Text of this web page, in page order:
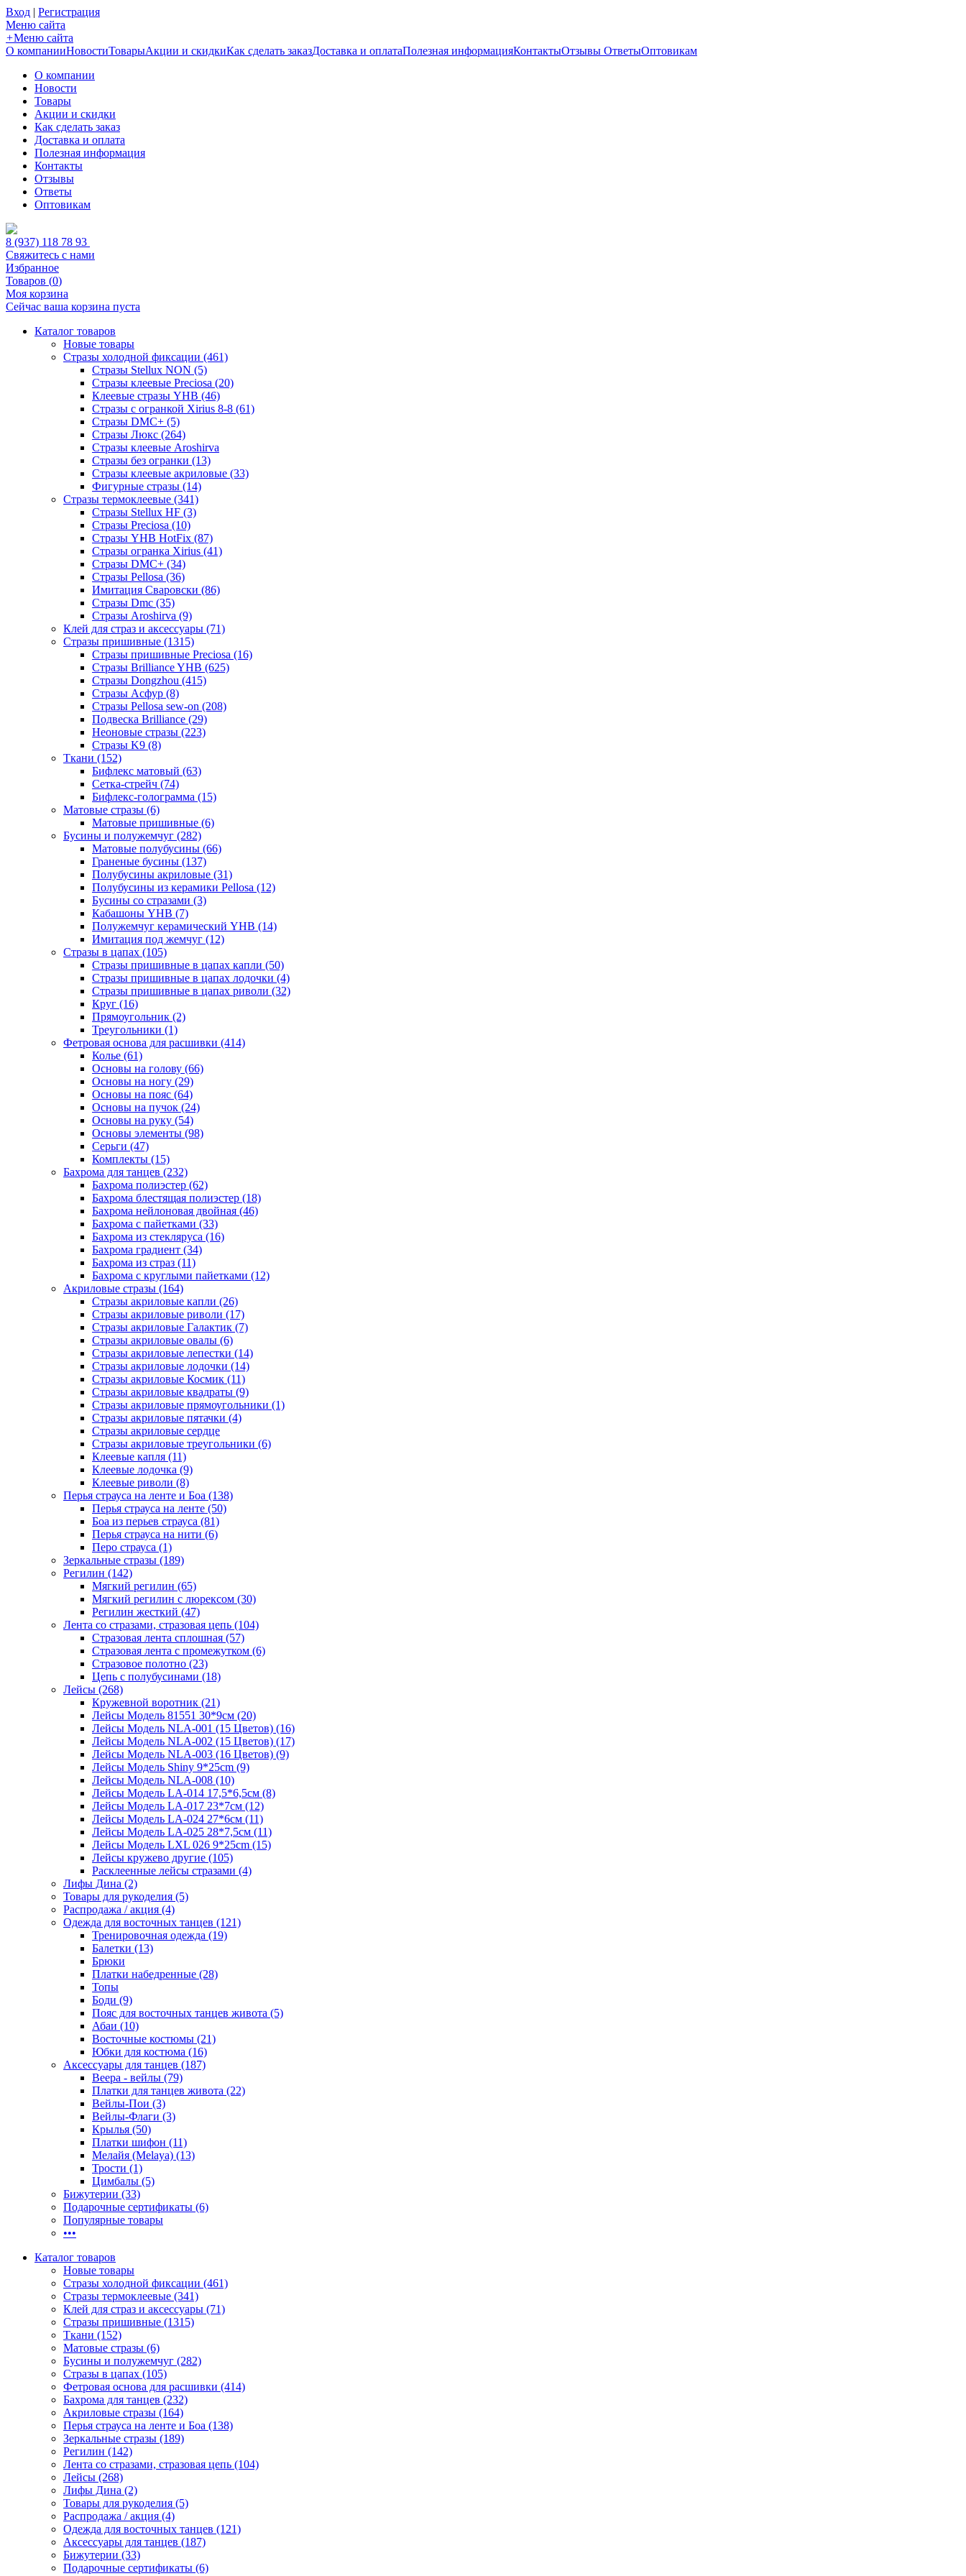
Вход | Регистрация
Меню сайта
+Меню сайта
О компанииНовостиТоварыАкции и скидкиКак сделать заказДоставка и оплатаПолезная информацияКонтактыОтзывы ОтветыОптовикам
О компании
Новости
Товары
Акции и скидки
Как сделать заказ
Доставка и оплата
Полезная информация
Контакты
Отзывы
Ответы
Оптовикам
8 (937) 118 78 93
Свяжитесь с нами
Избранное
Товаров (0)
Моя корзина
Сейчас ваша корзина пуста
Каталог товаров
Новые товары
Стразы холодной фиксации (461)
Стразы Stellux NON (5)
Стразы клеевые Preciosa (20)
Клеевые стразы YHB (46)
Стразы с огранкой Xirius 8-8 (61)
Стразы DMC+ (5)
Стразы Люкс (264)
Стразы клеевые Aroshirva
Стразы без огранки (13)
Стразы клеевые акриловые (33)
Фигурные стразы (14)
Стразы термоклеевые (341)
Стразы Stellux HF (3)
Стразы Preciosa (10)
Стразы YHB HotFix (87)
Стразы огранка Xirius (41)
Стразы DMC+ (34)
Стразы Pellosa (36)
Имитация Сваровски (86)
Стразы Dmc (35)
Стразы Aroshirva (9)
Клей для страз и аксессуары (71)
Стразы пришивные (1315)
Стразы пришивные Preciosa (16)
Стразы Brilliance YHB (625)
Стразы Dongzhou (415)
Стразы Асфур (8)
Стразы Pellosa sew-on (208)
Подвеска Brilliance (29)
Неоновые стразы (223)
Стразы K9 (8)
Ткани (152)
Бифлекс матовый (63)
Сетка-стрейч (74)
Бифлекс-голограмма (15)
Матовые стразы (6)
Матовые пришивные (6)
Бусины и полужемчуг (282)
Матовые полубусины (66)
Граненые бусины (137)
Полубусины акриловые (31)
Полубусины из керамики Pellosa (12)
Бусины со стразами (3)
Кабашоны YHB (7)
Полужемчуг керамический YHB (14)
Имитация под жемчуг (12)
Стразы в цапах (105)
Стразы пришивные в цапах капли (50)
Стразы пришивные в цапах лодочки (4)
Стразы пришивные в цапах риволи (32)
Круг (16)
Прямоугольник (2)
Треугольники (1)
Фетровая основа для расшивки (414)
Колье (61)
Основы на голову (66)
Основы на ногу (29)
Основы на пояс (64)
Основы на пучок (24)
Основы на руку (54)
Основы элементы (98)
Серьги (47)
Комплекты (15)
Бахрома для танцев (232)
Бахрома полиэстер (62)
Бахрома блестящая полиэстер (18)
Бахрома нейлоновая двойная (46)
Бахрома с пайетками (33)
Бахрома из стекляруса (16)
Бахрома градиент (34)
Бахрома из страз (11)
Бахрома с круглыми пайетками (12)
Акриловые стразы (164)
Стразы акриловые капли (26)
Стразы акриловые риволи (17)
Стразы акриловые Галактик (7)
Стразы акриловые овалы (6)
Стразы акриловые лепестки (14)
Стразы акриловые лодочки (14)
Стразы акриловые Космик (11)
Стразы акриловые квадраты (9)
Стразы акриловые прямоугольники (1)
Стразы акриловые пятачки (4)
Стразы акриловые сердце
Стразы акриловые треугольники (6)
Клеевые капля (11)
Клеевые лодочка (9)
Клеевые риволи (8)
Перья страуса на ленте и Боа (138)
Перья страуса на ленте (50)
Боа из перьев страуса (81)
Перья страуса на нити (6)
Перо страуса (1)
Зеркальные стразы (189)
Регилин (142)
Мягкий регилин (65)
Мягкий регилин с люрексом (30)
Регилин жесткий (47)
Лента со стразами, стразовая цепь (104)
Стразовая лента сплошная (57)
Стразовая лента с промежутком (6)
Стразовое полотно (23)
Цепь с полубусинами (18)
Лейсы (268)
Кружевной воротник (21)
Лейсы Модель 81551 30*9см (20)
Лейсы Модель NLA-001 (15 Цветов) (16)
Лейсы Модель NLA-002 (15 Цветов) (17)
Лейсы Модель NLA-003 (16 Цветов) (9)
Лейсы Модель Shiny 9*25cm (9)
Лейсы Модель NLA-008 (10)
Лейсы Модель LA-014 17,5*6,5см (8)
Лейсы Модель LA-017 23*7см (12)
Лейсы Модель LA-024 27*6см (11)
Лейсы Модель LA-025 28*7,5см (11)
Лейсы Модель LXL 026 9*25cm (15)
Лейсы кружево другие (105)
Расклеенные лейсы стразами (4)
Лифы Дина (2)
Товары для рукоделия (5)
Распродажа / акция (4)
Одежда для восточных танцев (121)
Тренировочная одежда (19)
Балетки (13)
Брюки
Платки набедренные (28)
Топы
Боди (9)
Пояс для восточных танцев живота (5)
Абаи (10)
Восточные костюмы (21)
Юбки для костюма (16)
Аксессуары для танцев (187)
Веера - вейлы (79)
Платки для танцев живота (22)
Вейлы-Пои (3)
Вейлы-Флаги (3)
Крылья (50)
Платки шифон (11)
Мелайя (Melaya) (13)
Трости (1)
Цимбалы (5)
Бижутерии (33)
Подарочные сертификаты (6)
Популярные товары
•••
Каталог товаров
Новые товары
Стразы холодной фиксации (461)
Стразы термоклеевые (341)
Клей для страз и аксессуары (71)
Стразы пришивные (1315)
Ткани (152)
Матовые стразы (6)
Бусины и полужемчуг (282)
Стразы в цапах (105)
Фетровая основа для расшивки (414)
Бахрома для танцев (232)
Акриловые стразы (164)
Перья страуса на ленте и Боа (138)
Зеркальные стразы (189)
Регилин (142)
Лента со стразами, стразовая цепь (104)
Лейсы (268)
Лифы Дина (2)
Товары для рукоделия (5)
Распродажа / акция (4)
Одежда для восточных танцев (121)
Аксессуары для танцев (187)
Бижутерии (33)
Подарочные сертификаты (6)